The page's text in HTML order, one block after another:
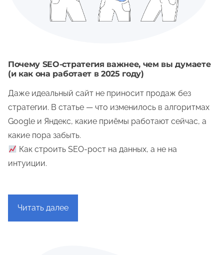
Почему SEO-стратегия важнее, чем вы думаете
(и как она работает в 2025 году)
Даже идеальный сайт не приносит продаж без
стратегии. В статье — что изменилось в алгоритмах
Google и Яндекс, какие приёмы работают сейчас, а
какие пора забыть.
Как строить SEO-рост на данных, а не на
интуиции.
Читать далее